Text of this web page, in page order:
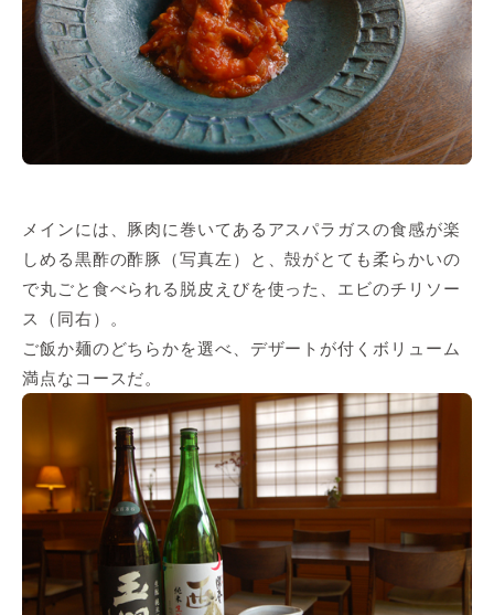
メインには、豚肉に巻いてあるアスパラガスの食感が楽
しめる黒酢の酢豚（写真左）と、殻がとても柔らかいの
で丸ごと食べられる脱皮えびを使った、エビのチリソー
ス（同右）。
ご飯か麺のどちらかを選べ、デザートが付くボリューム
満点なコースだ。